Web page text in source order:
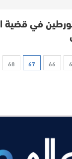
في قضية
66
67
68